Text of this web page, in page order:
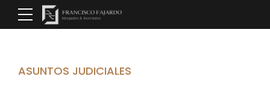
ASUNTOS JUDICIALES